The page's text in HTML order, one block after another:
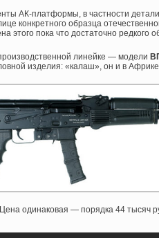
АК-платформы, в частности
конкретного образца
этого пока что достаточно редкого
линейке — модели
изделия: «калаш», он и в
одинаковая — порядка 44 тысяч